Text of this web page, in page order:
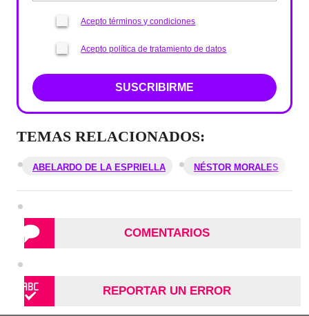
Acepto términos y condiciones
Acepto política de tratamiento de datos
SUSCRIBIRME
TEMAS RELACIONADOS:
ABELARDO DE LA ESPRIELLA NÉSTOR MORALES
COMENTARIOS
REPORTAR UN ERROR